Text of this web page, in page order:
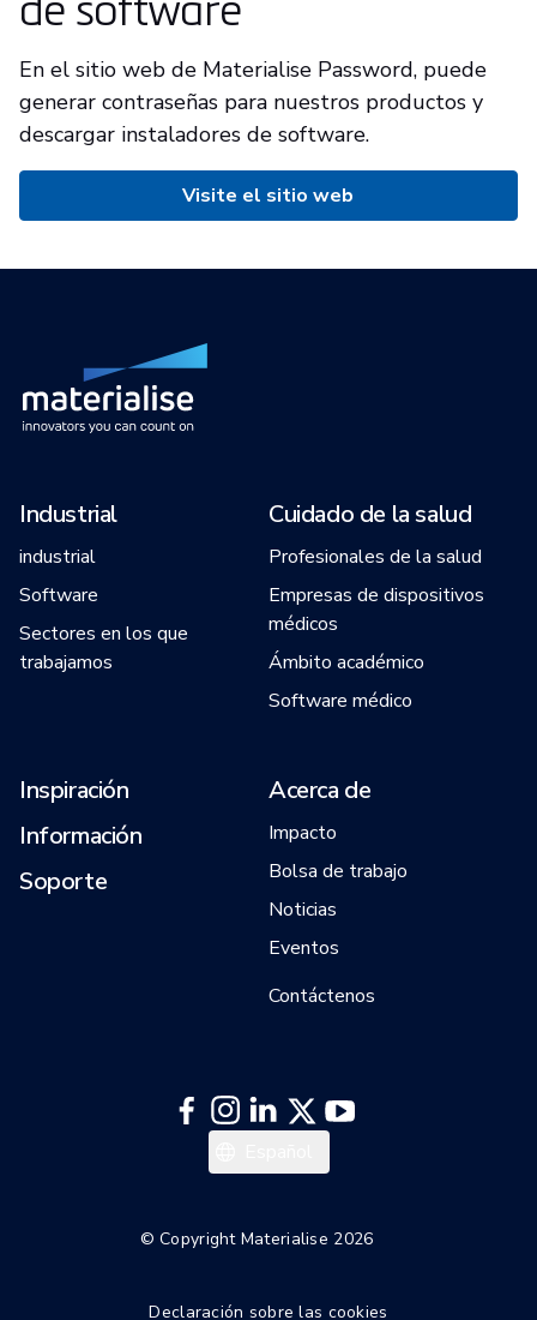
En el sitio web de Materialise Password, puede
generar contraseñas para nuestros productos y
descargar instaladores de software.
Visite el sitio web
Industrial
industrial
Software
Sectores en los que
trabajamos
Cuidado de la salud
Profesionales de la salud
Empresas de dispositivos
médicos
Ámbito académico
Software médico
Inspiración
Información
Soporte
Acerca de
Impacto
Bolsa de trabajo
Noticias
Eventos
Contáctenos
Italiano
© Copyright Materialise 2026
Declaración sobre las cookies